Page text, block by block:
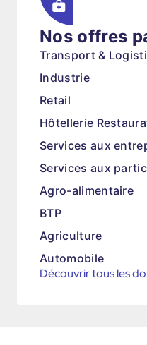
Nos offres
Transport &
Industrie
Retail
Hôtellerie
Services aux
Services aux
Agro-alimentaire
BTP
Agriculture
Automobile
Découvrir tous les